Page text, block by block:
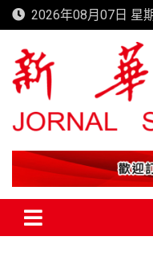
Skip
to
content
2026年08月07日 星
新華澳報